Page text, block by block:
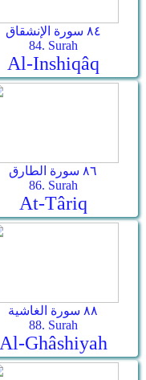
٨٤ سورة الإنشقاق
84. Surah
Al-Inshiqâq
٨٦ سورة الطارق
86. Surah
At-Târiq
٨٨ سورة الغاشية
88. Surah
Al-Ghâshiyah